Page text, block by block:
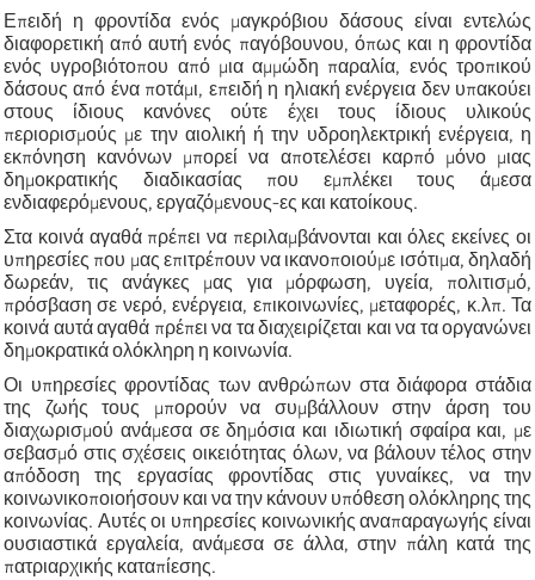
Επειδή η φροντίδα ενός μαγκρόβιου δάσους είναι εντελώς
διαφορετική από αυτή ενός παγόβουνου, όπως και η φροντίδα
ενός υγροβιότοπου από μια αμμώδη παραλία, ενός τροπικού
δάσους από ένα ποτάμι, επειδή η ηλιακή ενέργεια δεν υπακούει
στους ίδιους κανόνες ούτε έχει τους ίδιους υλικούς
περιορισμούς με την αιολική ή την υδροηλεκτρική ενέργεια, η
εκπόνηση κανόνων μπορεί να αποτελέσει καρπό μόνο μιας
δημοκρατικής διαδικασίας που εμπλέκει τους άμεσα
ενδιαφερόμενους, εργαζόμενους-ες και κατοίκους.
Στα κοινά αγαθά πρέπει να περιλαμβάνονται και όλες εκείνες οι
υπηρεσίες που μας επιτρέπουν να ικανοποιούμε ισότιμα, δηλαδή
δωρεάν, τις ανάγκες μας για μόρφωση, υγεία, πολιτισμό,
πρόσβαση σε νερό, ενέργεια, επικοινωνίες, μεταφορές, κ.λπ. Τα
κοινά αυτά αγαθά πρέπει να τα διαχειρίζεται και να τα οργανώνει
δημοκρατικά ολόκληρη η κοινωνία.
Οι υπηρεσίες φροντίδας των ανθρώπων στα διάφορα στάδια
της ζωής τους μπορούν να συμβάλλουν στην άρση του
διαχωρισμού ανάμεσα σε δημόσια και ιδιωτική σφαίρα και, με
σεβασμό στις σχέσεις οικειότητας όλων, να βάλουν τέλος στην
απόδοση της εργασίας φροντίδας στις γυναίκες, να την
κοινωνικοποιοήσουν και να την κάνουν υπόθεση ολόκληρης της
κοινωνίας. Αυτές οι υπηρεσίες κοινωνικής αναπαραγωγής είναι
ουσιαστικά εργαλεία, ανάμεσα σε άλλα, στην πάλη κατά της
πατριαρχικής καταπίεσης.